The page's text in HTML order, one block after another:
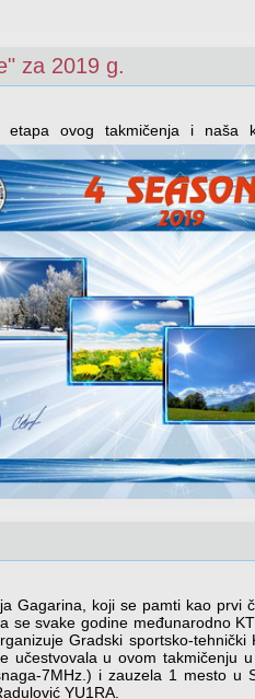
za 2019 g.
etapa ovog takmičenja i naša
Gagarina, koji se pamti kao prvi
se svake godine međunarodno
Gradski sportsko-
učestvovala u ovom takmičenju
7MHz.) i zauzela 1 mesto u
YU1RA.